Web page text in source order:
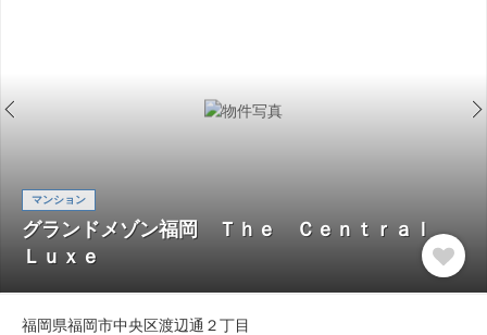
マンション
グランドメゾン福岡 Ｔｈｅ Ｃｅｎｔｒａｌ
Ｌｕｘｅ
福岡県福岡市中央区渡辺通２丁目